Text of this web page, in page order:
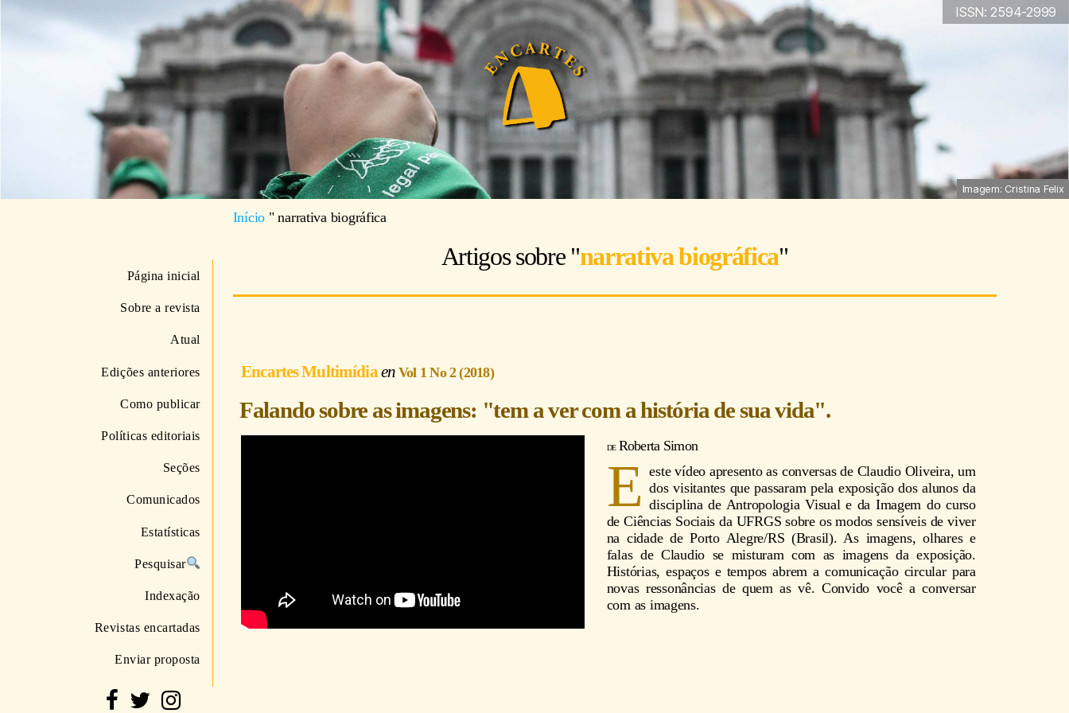
ISSN: 2594-2999
Imagem: Cristina Felix
Página inicial
Sobre a revista
Atual
Edições anteriores
Como publicar
Políticas editoriais
Seções
Comunicados
Estatísticas
Pesquisar
Indexação
Revistas encartadas
Enviar proposta
Início "narrativa biográfica
Artigos sobre "narrativa biográfica"
Encartes Multimídia Vol 1 No 2 (2018)
Falando sobre as imagens: "tem a ver com a história de sua vida".
Roberta Simon
E este vídeo apresento as conversas de Claudio Oliveira, um
dos visitantes que passaram pela exposição dos alunos da
disciplina de Antropologia Visual e da Imagem do curso
de Ciências Sociais da UFRGS sobre os modos sensíveis de viver
na cidade de Porto Alegre/RS (Brasil). As imagens, olhares e
falas de Claudio se misturam com as imagens da exposição.
Histórias, espaços e tempos abrem a comunicação circular para
novas ressonâncias de quem as vê. Convido você a conversar
com as imagens.